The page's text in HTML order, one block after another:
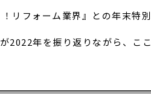
リフォーム業界』との年末特別
2022年を振り返りながら、ここ